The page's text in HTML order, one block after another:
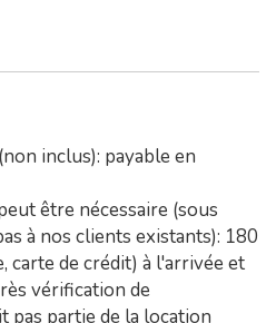
inclus): payable en
être nécessaire (sous
à nos clients existants): 180
carte de crédit) à l'arrivée et
vérification de
pas partie de la location